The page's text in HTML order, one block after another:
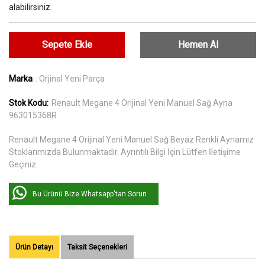
alabilirsiniz.
Sepete Ekle Hemen Al
Marka : Orjinal Yeni Parça
Stok Kodu: Renault Megane 4 Orijinal Yeni Manuel Sağ Ayna
963015368R
Renault Megane 4 Orijinal Yeni Manuel Sağ Beyaz Renkli Aynamız
Stoklarımızda Bulunmaktadır. Ayrıntılı Bilgi İçin Lütfen İletişime
Geçiniz.
Bu Ürünü Bize Whatsapp'tan Sorun
Ürün Detayı Taksit Seçenekleri